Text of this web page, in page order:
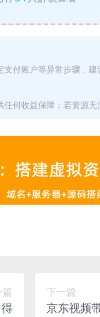
付账户等异常步骤，
何收益保障；若资源
篇 下一篇
京东视频